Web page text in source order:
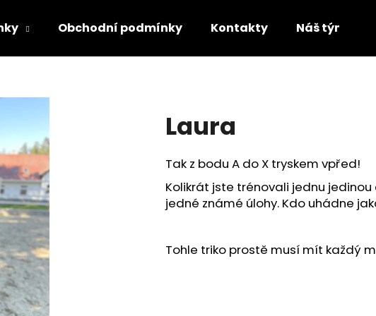
Obchodní podmínky Kontakty Náš tým
Laura
Tak z bodu A do X tryskem vpřed!
Kolikrát jste trénovali jednu jedinou
jedné známé úlohy. Kdo uhádne
Tohle triko prostě musí mít každý
HLEDAT
Doporučujeme